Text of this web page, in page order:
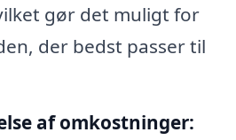
gør det muligt for
der bedst passer til
af omkostninger: